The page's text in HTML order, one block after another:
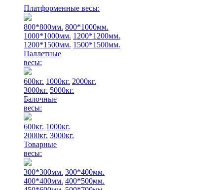
Платформенные весы:
800*800мм. 800*1000мм.
1000*1000мм. 1200*1200мм.
1200*1500мм. 1500*1500мм.
Паллетные
весы:
600кг. 1000кг. 2000кг.
3000кг. 5000кг.
Балочные
весы:
600кг. 1000кг.
2000кг. 3000кг.
Товарные
весы:
300*300мм. 300*400мм.
400*400мм. 400*500мм.